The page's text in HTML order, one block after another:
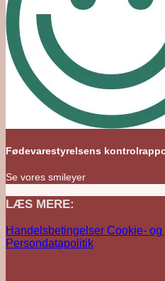
Fødevarestyrelsens
Se vores smileyer
LÆS MERE:
Handelsbetingelser Cookie-
Persondatapolitik